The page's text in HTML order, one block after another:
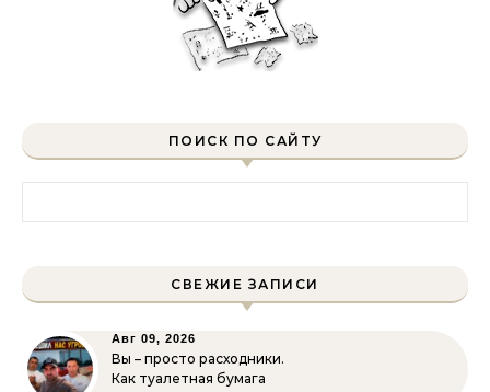
ПОИСК ПО САЙТУ
СВЕЖИЕ ЗАПИСИ
Авг 09, 2026
Вы – просто расходники.
Как туалетная бумага